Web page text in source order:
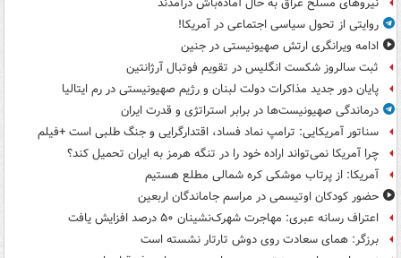
روایتی از تحول سیاسی اجتماعی در آمریکا!
ادامه ویرانگری ارتش صهیونیستی در جنین
ثبت سالروز شکست انگلیس در تقویم فوتبال آرژانتین
پایان دور جدید مذاکرات دولت لبنان و رژیم صهیونیستی در رم ایتالیا
درماندگی صهیونیست‌ها در برابر استراتژی و قدرت ایران
سناتور آمریکایی: ترامپ نماد فساد، اقتدارگرایی و جنگ طلبی است +فیلم
چرا آمریکا نمی‌تواند اراده خود را در تنگه هرمز به ایران تحمیل کند؟
آمریکا: از پرتاب موشکی کره شمالی مطلع هستیم
حضور کودکان اوتیسمی در مراسم جاماندگان اربعین
اعتراف رسانه عبری: مهاجرت شهرک‌نشینان ۵۰ درصد افزایش یافت
برزگر: همای سعادت روی دوش تارتار نشسته است